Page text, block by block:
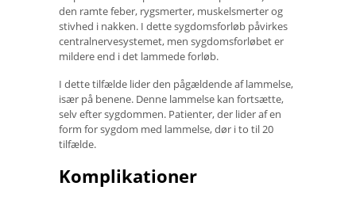
den ramte feber, rygsmerter, muskelsmerter og
stivhed i nakken. I dette sygdomsforløb påvirkes
centralnervesystemet, men sygdomsforløbet er
mildere end i det lammede forløb.
I dette tilfælde lider den pågældende af lammelse,
især på benene. Denne lammelse kan fortsætte,
selv efter sygdommen. Patienter, der lider af en
form for sygdom med lammelse, dør i to til 20
tilfælde.
Komplikationer